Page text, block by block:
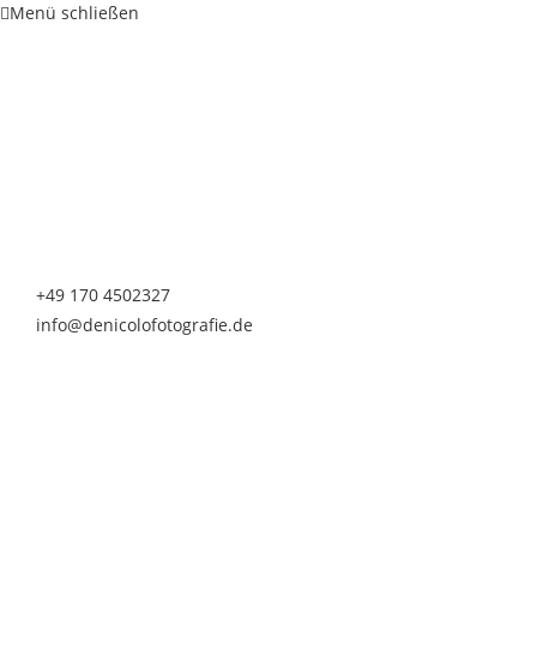
Menü schließen
+49 170 4502327
info@denicolofotografie.de